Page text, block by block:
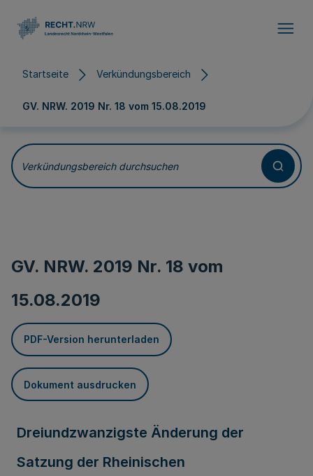
Startseite Verkündungsbereich
GV. NRW. 2019 Nr. 18 vom 15.08.2019
Verkündungsbereich durchsuchen
GV. NRW. 2019 Nr. 18 vom
15.08.2019
PDF-Version herunterladen
Dokument ausdrucken
Dreiundzwanzigste Änderung der
Satzung der Rheinischen